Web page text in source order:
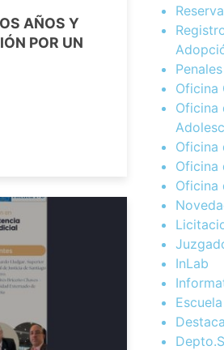
AÑOS Y
POR UN
Penales
Oficina
Oficina
Oficina
Oficina
Oficina
InLab